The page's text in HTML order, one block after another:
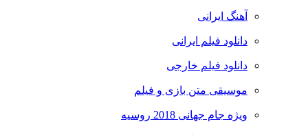
آهنگ ایرانی
دانلود فیلم ایرانی
دانلود فیلم خارجی
موسیقی متن بازی و فیلم
ویژه جام جهانی 2018 روسیه